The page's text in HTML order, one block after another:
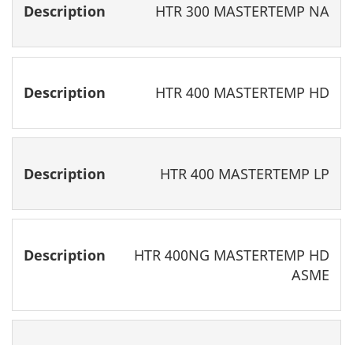
HTR 300 MASTERTEMP NA
HTR 400 MASTERTEMP HD
HTR 400 MASTERTEMP LP
HTR 400NG MASTERTEMP HD
ASME